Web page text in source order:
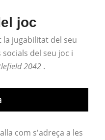
joc
jugabilitat del seu
del seu joc i
2042 .
com s'adreça a les